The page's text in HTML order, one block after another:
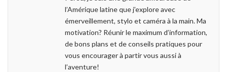
k
n
l’Amérique latine que j’explore avec
émerveillement, stylo et caméra à la main. Ma
motivation? Réunir le maximum d’information,
de bons plans et de conseils pratiques pour
vous encourager à partir vous aussi à
l’aventure!